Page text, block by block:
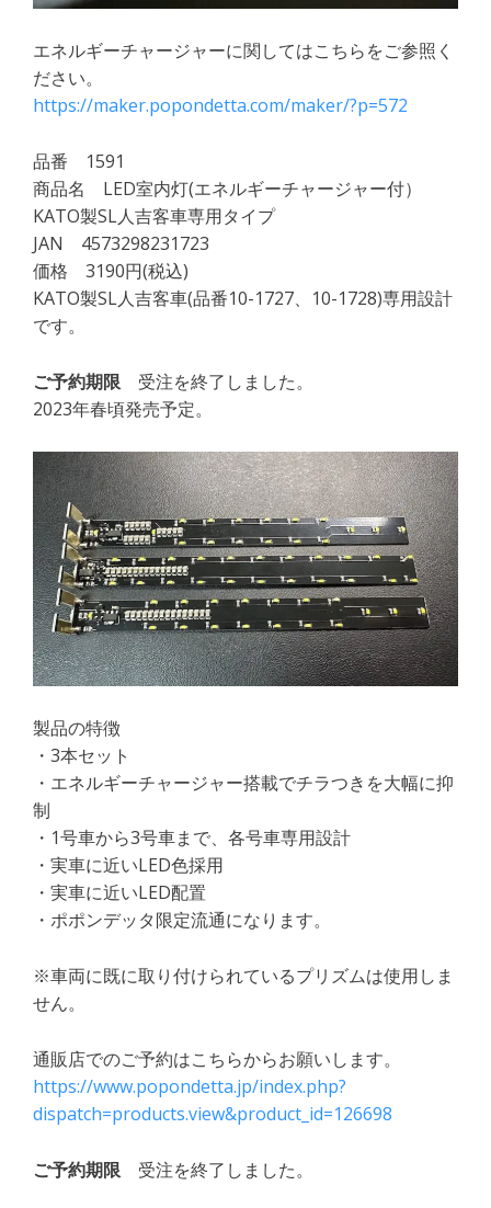
エネルギーチャージャーに関してはこちらをご参照く
ださい。
https://maker.popondetta.com/maker/?p=572
品番 1591
商品名 LED室内灯(エネルギーチャージャー付）
KATO製SL人吉客車専用タイプ
JAN 4573298231723
価格 3190円(税込)
KATO製SL人吉客車(品番10-1727、10-1728)専用設計
です。
ご予約期限 受注を終了しました。
2023年春頃発売予定。
製品の特徴
・3本セット
・エネルギーチャージャー搭載でチラつきを大幅に抑
制
・1号車から3号車まで、各号車専用設計
・実車に近いLED色採用
・実車に近いLED配置
・ポポンデッタ限定流通になります。
※車両に既に取り付けられているプリズムは使用しま
せん。
通販店でのご予約はこちらからお願いします。
https://www.popondetta.jp/index.php?
dispatch=products.view&product_id=126698
ご予約期限 受注を終了しました。